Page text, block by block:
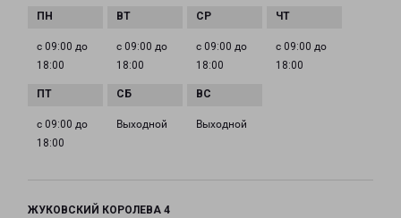
с 09:00 до
18:00
с 09:00 до
18:00
с 09:00 до
18:00
с 09:00 до
18:00
с 09:00 до
18:00
Выходной Выходной
ЖУКОВСКИЙ КОРОЛЕВА 4